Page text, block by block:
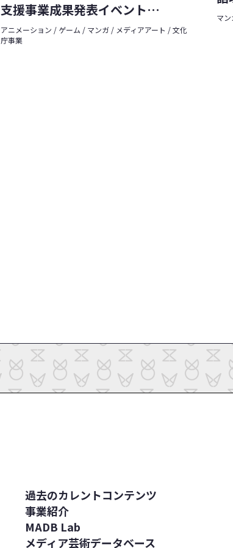
支援事業成果発表イベント
「ENCOUNTERS」内覧会レポー
ト
アニメーション / ゲーム / マンガ / メディアアート / 文化
庁事業
マ
過去のカレントコンテンツ
事業紹介
MADB Lab
メディア芸術データベース